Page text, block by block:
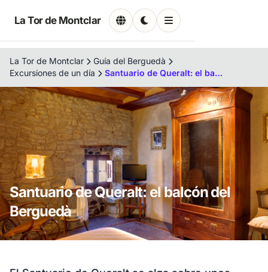
La Tor de Montclar
La Tor de Montclar
Guía del Berguedà
Excursiones de un día
Santuario de Queralt: el balcón del Berguedà
Santuario de Queralt: el balcón del
Berguedà